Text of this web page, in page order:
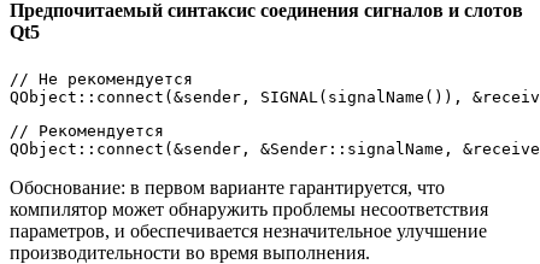
Предпочитаемый синтаксис соединения сигналов и слотов
Qt5
// Не рекомендуется
QObject:: connect (&sender, SIGNAL ( signalName ()),
// Рекомендуется
QObject:: connect
Обоснование: в первом варианте гарантируется, что
компилятор может обнаружить проблемы несоответствия
параметров, и обеспечивается незначительное улучшение
производительности во время выполнения.